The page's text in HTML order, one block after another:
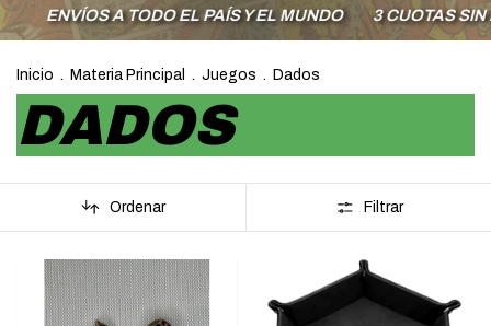
A TODO EL PAÍS Y EL MUNDO 3 CUOTAS SIN INTERÉS
Inicio . Materia Principal . Juegos . Dados
DADOS
Ordenar Filtrar